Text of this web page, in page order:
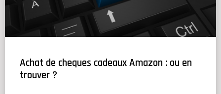
Achat de cheques cadeaux Amazon : ou en
trouver ?